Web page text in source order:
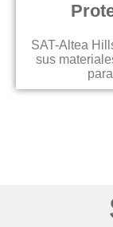
SAT-Altea
sus